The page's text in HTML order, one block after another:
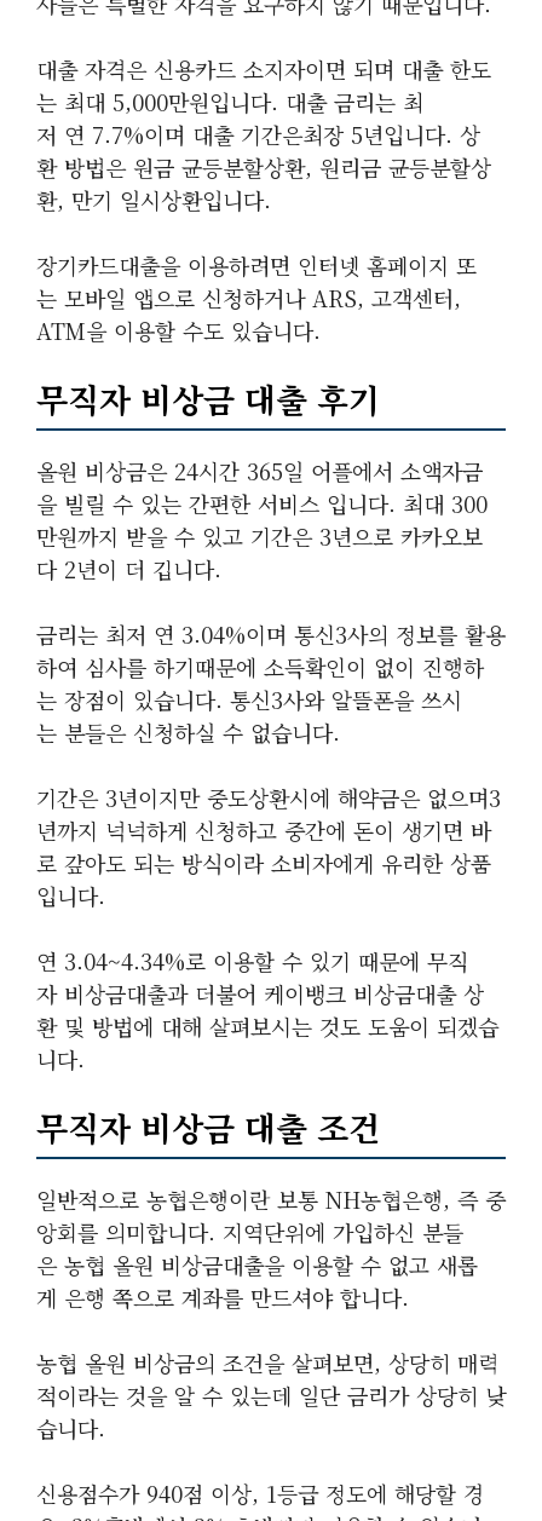
대출 자격은 신용카드 소지자이면 되며 대출 한도
는 최대 5,000만원입니다. 대출 금리는 최
저 연 7.7%이며 대출 기간은최장 5년입니다. 상
환 방법은 원금 균등분할상환, 원리금 균등분할상
환, 만기 일시상환입니다.
장기카드대출을 이용하려면 인터넷 홈페이지 또
는 모바일 앱으로 신청하거나 ARS, 고객센터,
ATM을 이용할 수도 있습니다.
무직자 비상금 대출 후기
올원 비상금은 24시간 365일 어플에서 소액자금
을 빌릴 수 있는 간편한 서비스 입니다. 최대 300
만원까지 받을 수 있고 기간은 3년으로 카카오보
다 2년이 더 깁니다.
금리는 최저 연 3.04%이며 통신3사의 정보를 활용
하여 심사를 하기때문에 소득확인이 없이 진행하
는 장점이 있습니다. 통신3사와 알뜰폰을 쓰시
는 분들은 신청하실 수 없습니다.
기간은 3년이지만 중도상환시에 해약금은 없으며3
년까지 넉넉하게 신청하고 중간에 돈이 생기면 바
로 갚아도 되는 방식이라 소비자에게 유리한 상품
입니다.
연 3.04~4.34%로 이용할 수 있기 때문에 무직
자 비상금대출과 더불어 케이뱅크 비상금대출 상
환 및 방법에 대해 살펴보시는 것도 도움이 되겠습
니다.
무직자 비상금 대출 조건
일반적으로 농협은행이란 보통 NH농협은행, 즉 중
앙회를 의미합니다. 지역단위에 가입하신 분들
은 농협 올원 비상금대출을 이용할 수 없고 새롭
게 은행 쪽으로 계좌를 만드셔야 합니다.
농협 올원 비상금의 조건을 살펴보면, 상당히 매력
적이라는 것을 알 수 있는데 일단 금리가 상당히 낮
습니다.
신용점수가 940점 이상, 1등급 정도에 해당할 경